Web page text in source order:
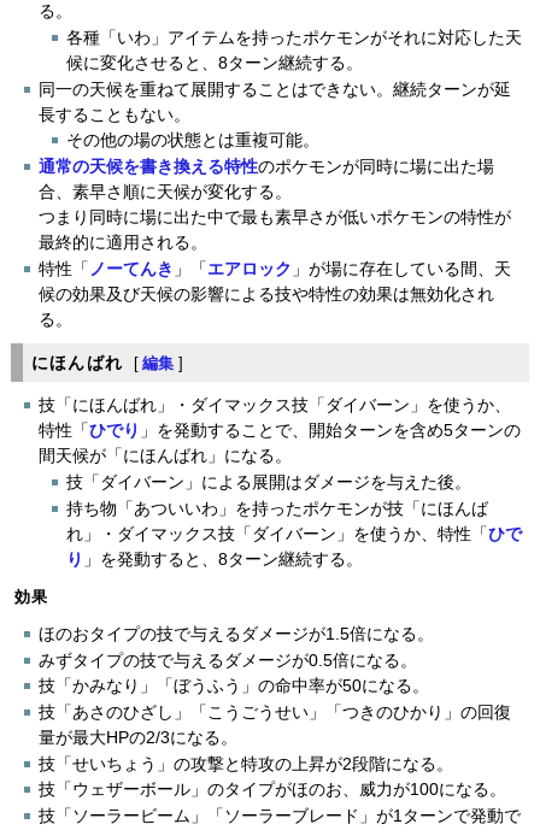
る。
各種「いわ」アイテムを持ったポケモンがそれに対応した天
候に変化させると、8ターン継続する。
同一の天候を重ねて展開することはできない。継続ターンが延
長することもない。
その他の場の状態とは重複可能。
通常の天候を書き換える特性のポケモンが同時に場に出た場
合、素早さ順に天候が変化する。
つまり同時に場に出た中で最も素早さが低いポケモンの特性が
最終的に適用される。
特性「 ノーてんき 」「 エアロック 」が場に存在している間、天
候の効果及び天候の影響による技や特性の効果は無効化され
る。
にほんばれ [ 編集 ]
技「にほんばれ」・ダイマックス技「ダイバーン」を使うか、
特性「ひでり 」を発動することで、開始ターンを含め5ターンの
間天候が「にほんばれ」になる。
技「ダイバーン」による展開はダメージを与えた後。
持ち物「あついいわ」を持ったポケモンが技「にほんば
れ」・ダイマックス技「ダイバーン」を使うか、特性「ひで
り 」を発動すると、8ターン継続する。
効果
ほのおタイプの技で与えるダメージが1.5倍になる。
みずタイプの技で与えるダメージが0.5倍になる。
技「かみなり」「ぼうふう」の命中率が50になる。
技「あさのひざし」「こうごうせい」「つきのひかり」の回復
量が最大HPの2/3になる。
技「せいちょう」の攻撃と特攻の上昇が2段階になる。
技「ウェザーボール」のタイプがほのお、威力が100になる。
技「ソーラービーム」「ソーラーブレード」が1ターンで発動で